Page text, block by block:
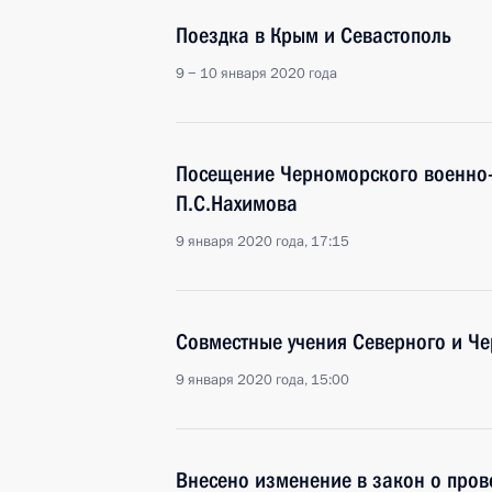
Поездка в Крым и Севастополь
9 − 10 января 2020 года
Посещение Черноморского
П.С.Нахимова
9 января 2020 года, 17:15
Совместные учения Северного и
9 января 2020 года, 15:00
Внесено изменение в закон о